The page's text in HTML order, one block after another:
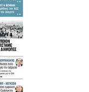
ΠΡΟΕΔΡΟΣ